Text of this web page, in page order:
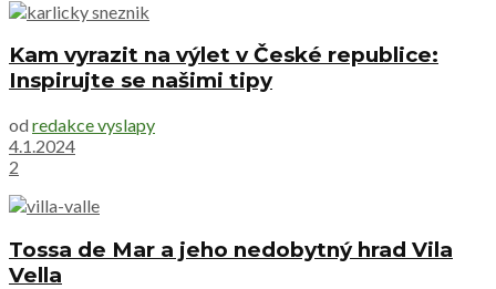
Kam vyrazit na výlet v České republice:
Inspirujte se našimi tipy
od redakce vyslapy
4.1.2024
2
Tossa de Mar a jeho nedobytný hrad Vila
Vella